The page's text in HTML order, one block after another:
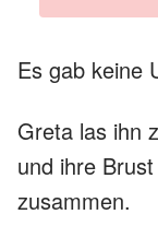
Es gab keine
Greta las ihn
und ihre
zusammen.